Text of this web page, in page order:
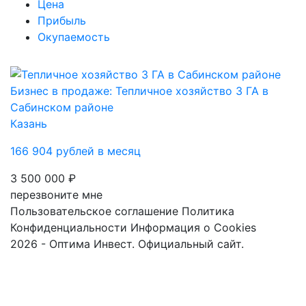
Цена
Прибыль
Окупаемость
Бизнес в продаже: Тепличное хозяйство 3 ГА в
Сабинском районе
Казань
166 904 рублей в месяц
3 500 000 ₽
перезвоните мне
Пользовательское соглашение Политика
Конфиденциальности Информация о Cookies
2026 - Оптима Инвест. Официальный сайт.